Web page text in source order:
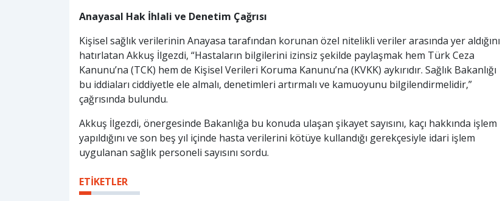
Anayasal Hak İhlali ve Denetim Çağrısı
Kişisel sağlık verilerinin Anayasa tarafından korunan özel nitelikli veriler arasında yer aldığını
hatırlatan Akkuş İlgezdi, “Hastaların bilgilerini izinsiz şekilde paylaşmak hem Türk Ceza
Kanunu’na (TCK) hem de Kişisel Verileri Koruma Kanunu’na (KVKK) aykırıdır. Sağlık Bakanlığı
bu iddiaları ciddiyetle ele almalı, denetimleri artırmalı ve kamuoyunu bilgilendirmelidir,”
çağrısında bulundu.
Akkuş İlgezdi, önergesinde Bakanlığa bu konuda ulaşan şikayet sayısını, kaçı hakkında işlem
yapıldığını ve son beş yıl içinde hasta verilerini kötüye kullandığı gerekçesiyle idari işlem
uygulanan sağlık personeli sayısını sordu.
ETİKETLER